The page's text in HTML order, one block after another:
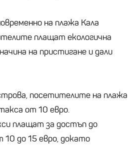
на плажа Кала
плащат екологична
на пристигане и дали
посетителите на плажа
от 10 евро.
плащат за достъп до
10 до 15 евро, докато